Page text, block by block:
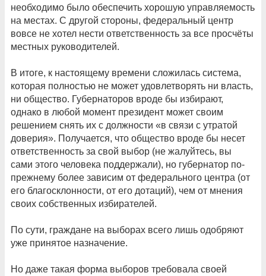
необходимо было обеспечить хорошую управляемость
на местах. С другой стороны, федеральный центр
вовсе не хотел нести ответственность за все просчёты
местных руководителей.
В итоге, к настоящему времени сложилась система,
которая полностью не может удовлетворять ни власть,
ни общество. Губернаторов вроде бы избирают,
однако в любой момент президент может своим
решением снять их с должности «в связи с утратой
доверия». Получается, что общество вроде бы несет
ответственность за свой выбор (не жалуйтесь, вы
сами этого человека поддержали), но губернатор по-
прежнему более зависим от федерального центра (от
его благосклонности, от его дотаций), чем от мнения
своих собственных избирателей.
По сути, граждане на выборах всего лишь одобряют
уже принятое назначение.
Но даже такая форма выборов требовала своей